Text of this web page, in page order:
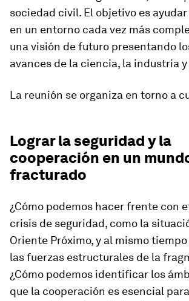
sociedad civil. El objetivo es
en un entorno cada vez más
una visión de futuro presentando
avances de la ciencia, la industria
La reunión se organiza en torno a
Lograr la seguridad y la
cooperación en un
fracturado
¿Cómo podemos hacer frente con
crisis de seguridad, como la
Oriente Próximo, y al mismo
las fuerzas estructurales de la
¿Cómo podemos identificar los
que la cooperación es esencial